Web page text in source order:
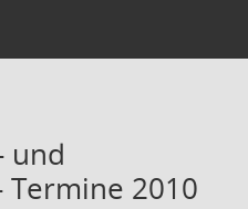
und
Termine 2010